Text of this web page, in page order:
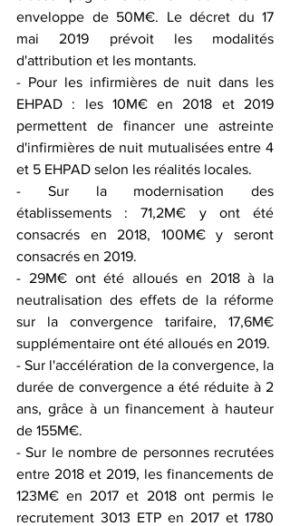
enveloppe de 50M€. Le décret du 17
mai 2019 prévoit les modalités
d'attribution et les montants.
- Pour les infirmières de nuit dans les
EHPAD : les 10M€ en 2018 et 2019
permettent de financer une astreinte
d'infirmières de nuit mutualisées entre 4
et 5 EHPAD selon les réalités locales.
- Sur la modernisation des
établissements : 71,2M€ y ont été
consacrés en 2018, 100M€ y seront
consacrés en 2019.
- 29M€ ont été alloués en 2018 à la
neutralisation des effets de la réforme
sur la convergence tarifaire, 17,6M€
supplémentaire ont été alloués en 2019.
- Sur l'accélération de la convergence, la
durée de convergence a été réduite à 2
ans, grâce à un financement à hauteur
de 155M€.
- Sur le nombre de personnes recrutées
entre 2018 et 2019, les financements de
123M€ en 2017 et 2018 ont permis le
recrutement 3013 ETP en 2017 et 1780